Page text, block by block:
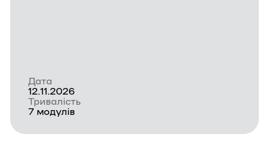
Дата
12.11.2026
Тривалість
7 модулів